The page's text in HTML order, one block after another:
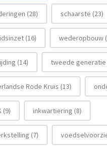
(28) schaarste (23)
(16) wederopbouw
(14) tweede generatie
Rode Kruis (13)
(9) inkwartiering (8)
(7)